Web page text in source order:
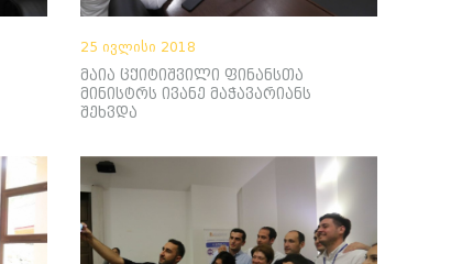
25 ივლისი 2018
მაია ცქიტიშვილი ფინანსთა
მინისტრს ივანე მაჭავარიანს
შეხვდა